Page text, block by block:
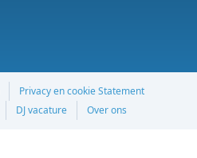
Privacy en cookie Statement
DJ vacature Over ons